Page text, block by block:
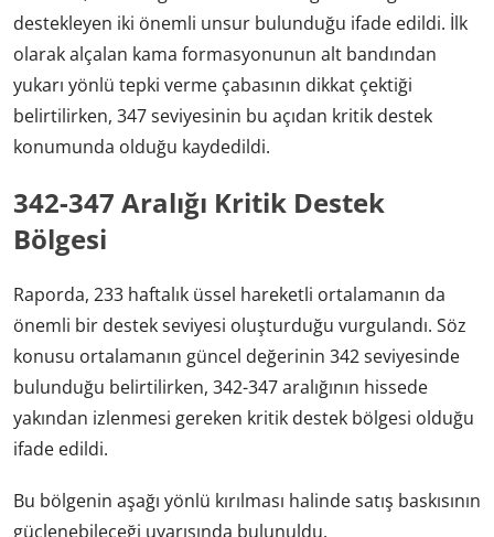
destekleyen iki önemli unsur bulunduğu ifade edildi. İlk
olarak alçalan kama formasyonunun alt bandından
yukarı yönlü tepki verme çabasının dikkat çektiği
belirtilirken, 347 seviyesinin bu açıdan kritik destek
konumunda olduğu kaydedildi.
342-347 Aralığı Kritik Destek
Bölgesi
Raporda, 233 haftalık üssel hareketli ortalamanın da
önemli bir destek seviyesi oluşturduğu vurgulandı. Söz
konusu ortalamanın güncel değerinin 342 seviyesinde
bulunduğu belirtilirken, 342-347 aralığının hissede
yakından izlenmesi gereken kritik destek bölgesi olduğu
ifade edildi.
Bu bölgenin aşağı yönlü kırılması halinde satış baskısının
güçlenebileceği uyarısında bulunuldu.